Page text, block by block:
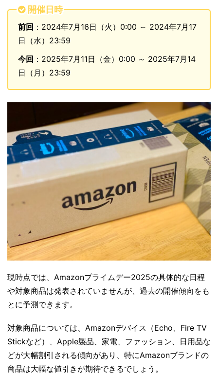
開催日時
前回 ：2024年7月16日（火）0:00 ～ 2024年7月17
日（水）23:59
今回 ：2025年7月11日（金）0:00 ～ 2025年7月14
日（月）23:59
現時点では、Amazonプライムデー2025の具体的な日程
や対象商品は発表されていませんが、過去の開催傾向をも
とに予測できます。
対象商品については、Amazonデバイス（Echo、Fire TV
Stickなど）、Apple製品、家電、ファッション、日用品な
どが大幅割引される傾向があり、特にAmazonブランドの
商品は大幅な値引きが期待できるでしょう。